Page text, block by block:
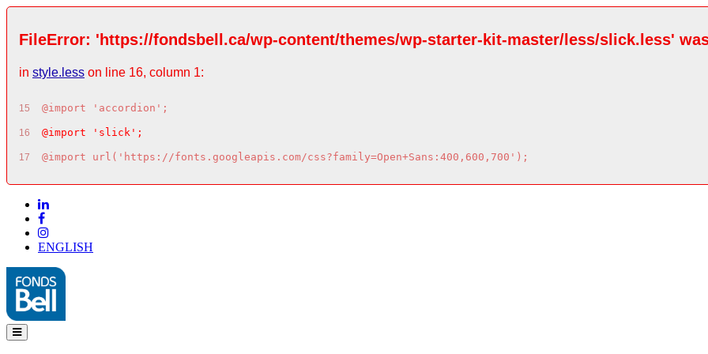
FileError: 'https://fondsbell.ca/wp-content/themes/wp-starter-kit-master/less/slick.less'
in style.less on line 16, column 1:
15 @import 'accordion';
16 @import 'slick';
17 @import url('https://fonts.googleapis.com/css?family=Open+Sans:400,600,700');
ENGLISH